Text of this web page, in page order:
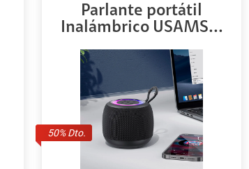
50% Dto.
Parlante portátil
Inalámbrico USAMS...